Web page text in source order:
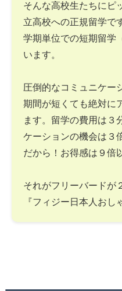
そんな高校生たちにピ
立高校への正規留学で
学期単位での短期留学
います。
圧倒的なコミュニケー
期間が短くても絶対に
ます。留学の費用は３
ケーションの機会は３
だから！お得感は９倍
それがフリーバードが
『フィジー日本人おし